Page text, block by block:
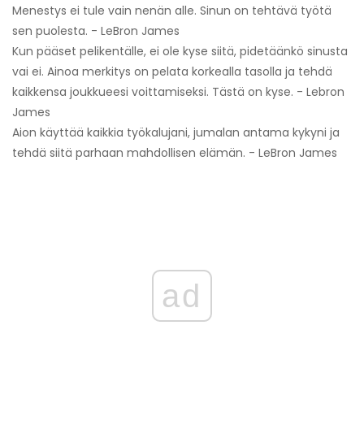
Menestys ei tule vain nenän alle. Sinun on tehtävä työtä
sen puolesta. - LeBron James
Kun pääset pelikentälle, ei ole kyse siitä, pidetäänkö sinusta
vai ei. Ainoa merkitys on pelata korkealla tasolla ja tehdä
kaikkensa joukkueesi voittamiseksi. Tästä on kyse. - Lebron
James
Aion käyttää kaikkia työkalujani, jumalan antama kykyni ja
tehdä siitä parhaan mahdollisen elämän. - LeBron James
ad